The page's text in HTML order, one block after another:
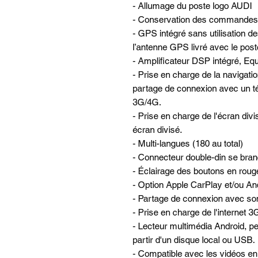
- Allumage du poste logo AUDI
- Conservation des
- GPS intégré sans utilisation
l’antenne GPS livré avec le
- Amplificateur DSP intégré,
- Prise en charge de la
partage de connexion avec un
3G/4G.
- Prise en charge de l'écran
écran divisé.
- Multi-langues (180 au total)
- Connecteur double-din se
- Éclairage des boutons en
- Option Apple CarPlay et/ou
- Partage de connexion avec
- Prise en charge de l'internet
- Lecteur multimédia Android,
partir d'un disque local ou USB.
- Compatible avec les vidéos